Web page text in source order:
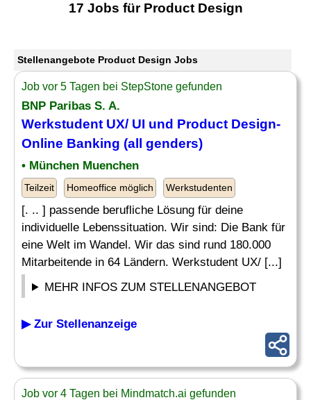
17 Jobs für Product Design
Stellenangebote Product Design Jobs
Job vor 5 Tagen bei StepStone gefunden
BNP Paribas S. A.
Werkstudent UX/ UI und Product Design-
Online Banking (all genders)
• München Muenchen
Teilzeit Homeoffice möglich Werkstudenten
[. .. ] passende berufliche Lösung für deine
individuelle Lebenssituation. Wir sind: Die Bank für
eine Welt im Wandel. Wir das sind rund 180.000
Mitarbeitende in 64 Ländern. Werkstudent UX/ [...]
MEHR INFOS ZUM STELLENANGEBOT
▶ Zur Stellenanzeige
Job vor 4 Tagen bei Mindmatch.ai gefunden